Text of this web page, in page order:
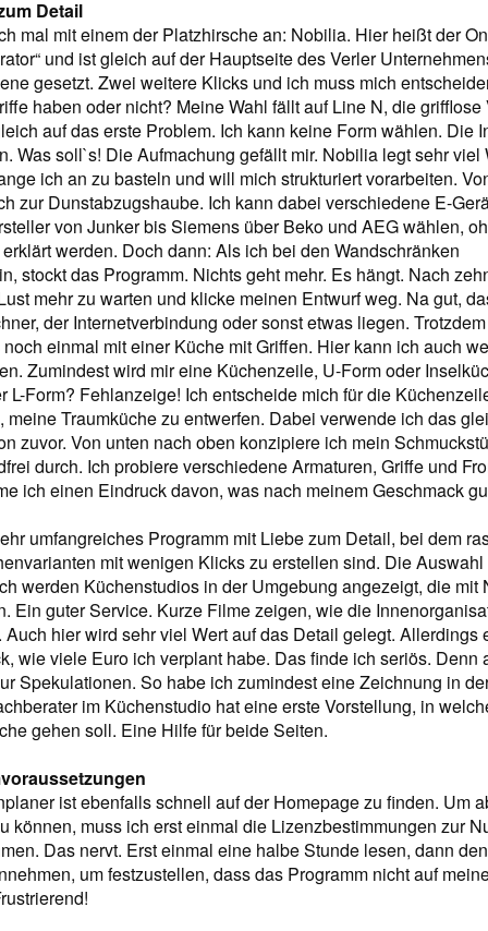
Detail
mal mit einem der Platzhirsche an: Nobilia. Hier heißt der
und ist gleich auf der Hauptseite des Verler
gesetzt. Zwei weitere Klicks und ich muss mich
haben oder nicht? Meine Wahl fällt auf Line N, die grifflose
auf das erste Problem. Ich kann keine Form wählen. Die
Was soll`s! Die Aufmachung gefällt mir. Nobilia legt sehr viel
ich an zu basteln und will mich strukturiert vorarbeiten.
zur Dunstabzugshaube. Ich kann dabei verschiedene E-
von Junker bis Siemens über Beko und AEG wählen,
werden. Doch dann: Als ich bei den Wandschränken
stockt das Programm. Nichts geht mehr. Es hängt. Nach
mehr zu warten und klicke meinen Entwurf weg. Na gut,
der Internetverbindung oder sonst etwas liegen.
einmal mit einer Küche mit Griffen. Hier kann ich auch
Zumindest wird mir eine Küchenzeile, U-Form oder
L-Form? Fehlanzeige! Ich entscheide mich für die
meine Traumküche zu entwerfen. Dabei verwende ich das
zuvor. Von unten nach oben konzipiere ich mein
durch. Ich probiere verschiedene Armaturen, Griffe und
ich einen Eindruck davon, was nach meinem Geschmack
umfangreiches Programm mit Liebe zum Detail, bei dem
mit wenigen Klicks zu erstellen sind. Die Auswahl
werden Küchenstudios in der Umgebung angezeigt, die mit
Ein guter Service. Kurze Filme zeigen, wie die
hier wird sehr viel Wert auf das Detail gelegt. Allerdings
wie viele Euro ich verplant habe. Das finde ich seriös. Denn
Spekulationen. So habe ich zumindest eine Zeichnung in
im Küchenstudio hat eine erste Vorstellung, in
gehen soll. Eine Hilfe für beide Seiten.
ist ebenfalls schnell auf der Homepage zu finden. Um
können, muss ich erst einmal die Lizenzbestimmungen zur
Das nervt. Erst einmal eine halbe Stunde lesen, dann den
um festzustellen, dass das Programm nicht auf